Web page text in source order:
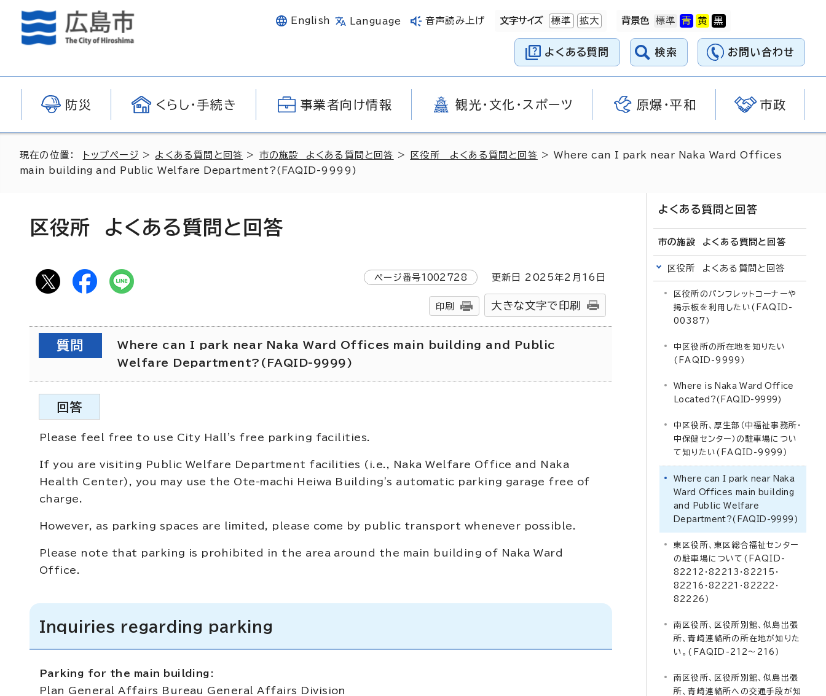
English Language 音声読み上げ 文字サイズ 標準 拡大 背景色
よくある質問 検索 お問い合わせ
防災 くらし・手続き 事業者向け情報 観光・文化・スポーツ 原爆・平和 市政
現在の位置： トップページ > よくある質問と回答 > 市の施設 よくある質問と回答 > 区役所 よくある質問と回答 >Where can I park near Naka Ward Offices
main building and Public Welfare Department?(FAQID-9999)
区役所 よくある質問と回答
ページ番号1002728 更新日 2025年2月 16 日
印刷 大きな文字で印刷
質問
Where can I park near Naka Ward Offices main building and Public
Welfare Department?(FAQID-9999)
回答
Please feel free to use City Hall's free parking facilities.
If you are visiting Public Welfare Department facilities (i.e., Naka Welfare Office and Naka
Health Center), you may use the Ote-machi Heiwa Building's automatic parking garage free of
charge.
However, as parking spaces are limited, please come by public transport whenever possible.
Please note that parking is prohibited in the area around the main building of Naka Ward
Office.
Inquiries regarding parking
Parking for the main building:
Plan General Affairs Bureau General Affairs Division
よくある質問と回答
市の施設 よくある質問と回答
区役所 よくある質問と回答
区役所のパンフレットコーナーや
掲示板を利用したい(FAQID-
00387）
中区役所の所在地を知りたい
(FAQID-9999）
Where is Naka Ward Office
Located?(FAQID-9999)
中区役所、厚生部（中福祉事務所・
中保健センター）の駐車場につい
て知りたい(FAQID-9999）
Where can I park near Naka
Ward Offices main building
and Public Welfare
Department?(FAQID-9999)
東区役所、東区総合福祉センター
の駐車場について(FAQID-
82212・82213・82215・
82216・82221・82222・
82226）
南区役所、区役所別館、似島出張
所、青崎連絡所の所在地が知りた
い。(FAQID-212～216）
南区役所、区役所別館、似島出張
所、青崎連絡所への交通手段が知